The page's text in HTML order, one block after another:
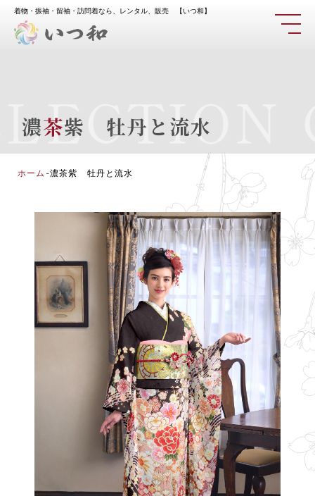
着物・振袖・留袖・訪問着なら、レンタル、販売 【いつ和】
濃茶紫 牡丹と流水
ホーム -濃茶紫 牡丹と流水